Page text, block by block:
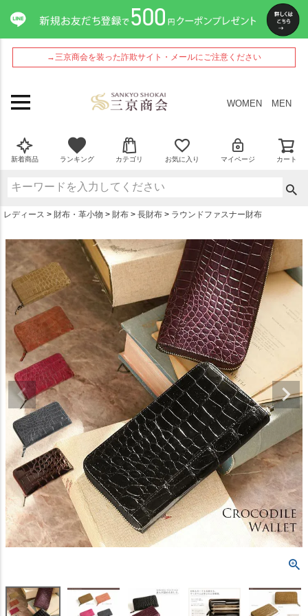
→三京商会を装った詐欺サイト・メールにご注意ください
WOMEN MEN
新着商品 ランキング カテゴリ お気に入り マイページ カート
レディース 財布・革小物 財布 長財布 ラウンドファスナー財布
ペー
ジト
ップ
へ